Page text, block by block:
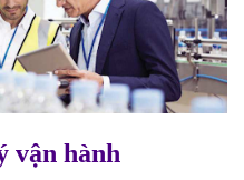
vận hành